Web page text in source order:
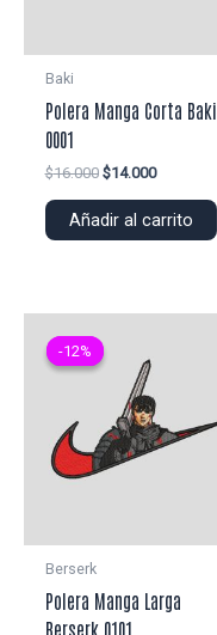
Baki
Polera Manga Corta Baki
0001
$16.000 El
original
$14.000El
actual
Añadir al carrito
-12%
-12%
Berserk
Polera Manga Larga
Berserk 0101